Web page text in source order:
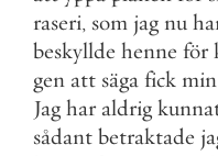
raseri, som jag nu
beskyllde henne för
gen att säga fick min
Jag har aldrig
sådant betraktade